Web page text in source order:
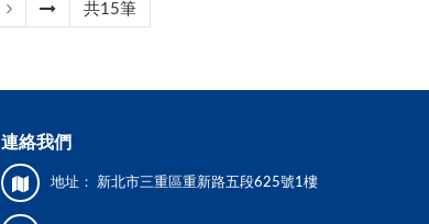
共15筆
連絡我們
地址： 新北市三重區重新路五段625號1樓